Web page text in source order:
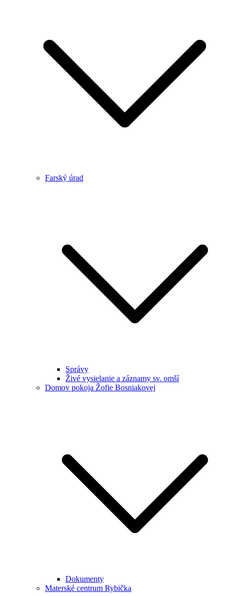
Farský úrad
Správy
Živé vysielanie a záznamy sv. omší
Domov pokoja Žofie Bosniakovej
Dokumenty
Materské centrum Rybička